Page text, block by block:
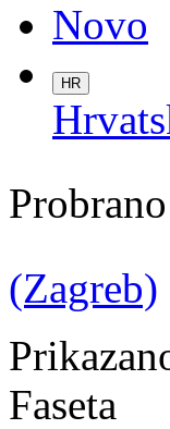
Novo
HR
(Zagreb)
Faseta